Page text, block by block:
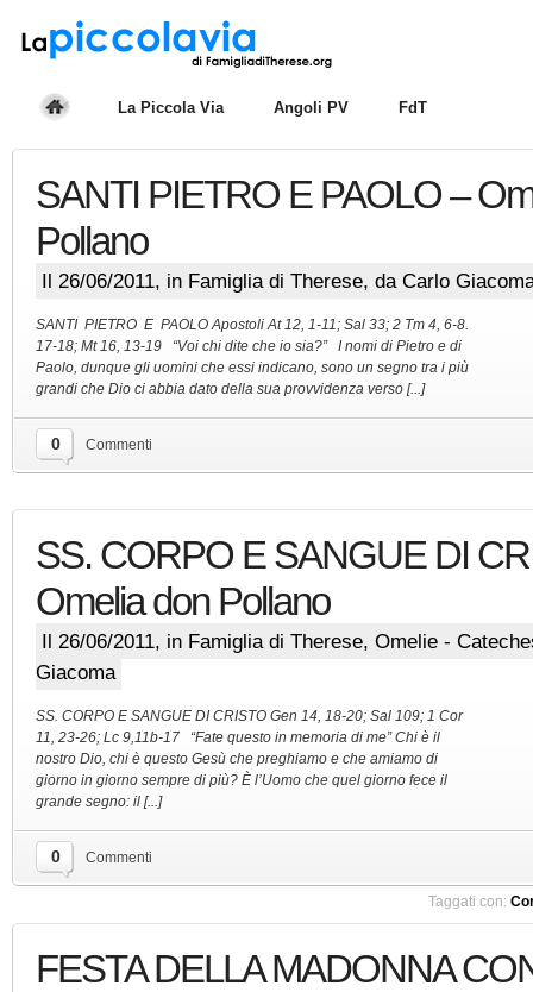
La Piccola Via Angoli PV FdT
SANTI PIETRO E PAOLO –
Pollano
Il 26/06/2011, in Famiglia di Therese, da Carlo
SANTI PIETRO E PAOLO Apostoli At 12, 1-11; Sal 33; 2 Tm 4, 6-8.
17-18; Mt 16, 13-19 “Voi chi dite che io sia?” I nomi di Pietro e di
Paolo, dunque gli uomini che essi indicano, sono un segno tra i più
grandi che Dio ci abbia dato della sua provvidenza verso [...]
0 Commenti
SS. CORPO E SANGUE DI
Omelia don Pollano
Il 26/06/2011, in Famiglia di Therese, Omelie -
Giacoma
SS. CORPO E SANGUE DI CRISTO Gen 14, 18-20; Sal 109; 1 Cor
11, 23-26; Lc 9,11b-17 “Fate questo in memoria di me” Chi è il
nostro Dio, chi è questo Gesù che preghiamo e che amiamo di
giorno in giorno sempre di più? È l’Uomo che quel giorno fece il
grande segno: il [...]
0 Commenti
Taggati con:
FESTA DELLA MADONNA